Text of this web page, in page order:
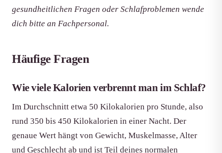
gesundheitlichen Fragen oder Schlafproblemen wende
dich bitte an Fachpersonal.
Häufige Fragen
Wie viele Kalorien verbrennt man im Schlaf?
Im Durchschnitt etwa 50 Kilokalorien pro Stunde, also
rund 350 bis 450 Kilokalorien in einer Nacht. Der
genaue Wert hängt von Gewicht, Muskelmasse, Alter
und Geschlecht ab und ist Teil deines normalen